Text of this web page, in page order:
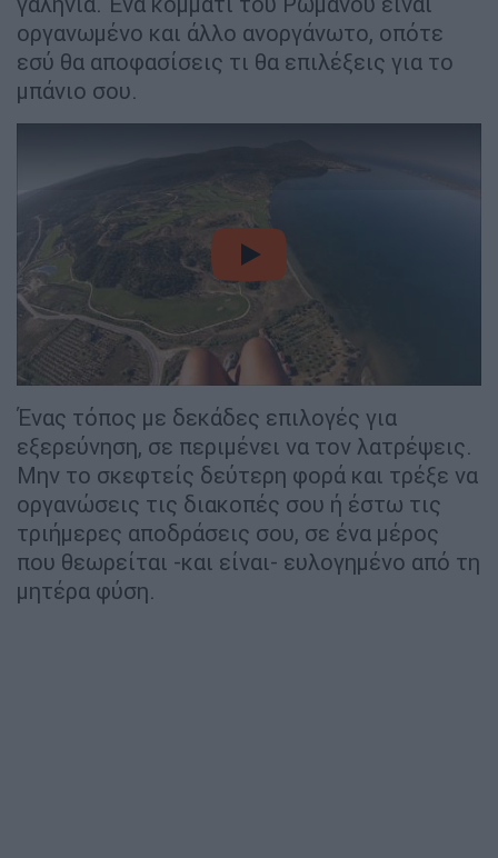
οργανωμένο και άλλο ανοργάνωτο, οπότε
εσύ θα αποφασίσεις τι θα επιλέξεις για το
μπάνιο σου.
video
Ένας τόπος με δεκάδες επιλογές για
εξερεύνηση, σε περιμένει να τον λατρέψεις.
Μην το σκεφτείς δεύτερη φορά και τρέξε να
οργανώσεις τις διακοπές σου ή έστω τις
τριήμερες αποδράσεις σου, σε ένα μέρος
που θεωρείται -και είναι- ευλογημένο από τη
μητέρα φύση.